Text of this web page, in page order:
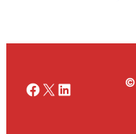
Facebook
X LinkedIn©